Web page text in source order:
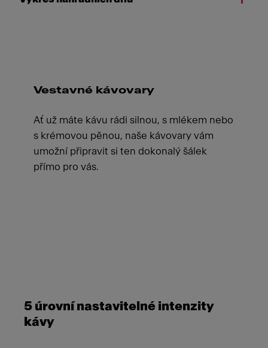
Vestavné kávovary
Ať už máte kávu rádi silnou, s mlékem nebo
s krémovou pěnou, naše kávovary vám
umožní připravit si ten dokonalý šálek
přímo pro vás.
5 úrovní nastavitelné intenzity
kávy